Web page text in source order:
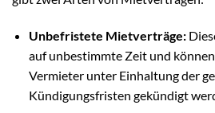
Unbefristete Mietverträge:
auf unbestimmte Zeit und
Vermieter unter Einhaltung der
Kündigungsfristen gekündigt